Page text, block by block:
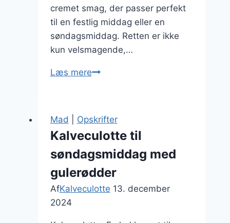
cremet smag, der passer perfekt
til en festlig middag eller en
søndagsmiddag. Retten er ikke
kun velsmagende,…
Læs mereKalveculotte
perleløg
fløde
Mad Opskrifter
Kalveculotte til
søndagsmiddag med
gulerødder
AfKalveculotte 13. december
2024